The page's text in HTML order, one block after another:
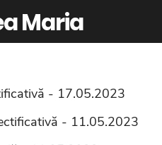
Maria
- 17.05.2023
- 11.05.2023